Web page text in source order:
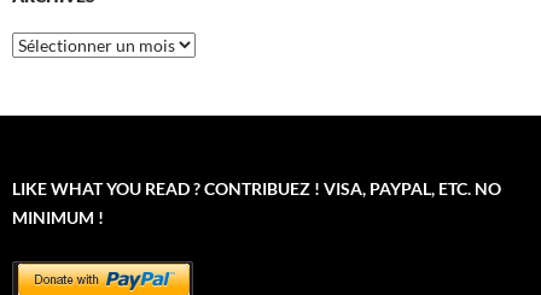
Archives
LIKE WHAT YOU READ ? CONTRIBUEZ ! VISA, PAYPAL, ETC. NO
MINIMUM !